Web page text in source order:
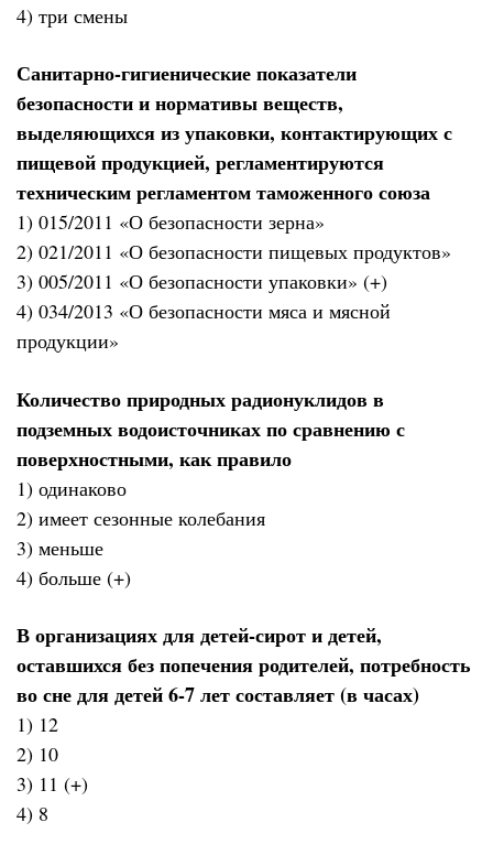
4) три смены
Санитарно-гигиенические показатели
безопасности и нормативы веществ,
выделяющихся из упаковки, контактирующих с
пищевой продукцией, регламентируются
техническим регламентом таможенного союза
1) 015/2011 «О безопасности зерна»
2) 021/2011 «О безопасности пищевых продуктов»
3) 005/2011 «О безопасности упаковки» (+)
4) 034/2013 «О безопасности мяса и мясной
продукции»
Количество природных радионуклидов в
подземных водоисточниках по сравнению с
поверхностными, как правило
1) одинаково
2) имеет сезонные колебания
3) меньше
4) больше (+)
В организациях для детей-сирот и детей,
оставшихся без попечения родителей, потребность
во сне для детей 6-7 лет составляет (в часах)
1) 12
2) 10
3) 11 (+)
4) 8